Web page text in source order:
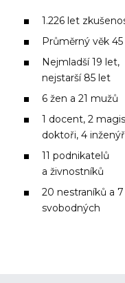
1.226 let
Průměrný věk
Nejmladší 19 let,
nejstarší 85 let
6 žen a 21 mužů
1 docent, 2
doktoři, 4
11 podnikatelů
a živnostníků
20 nestraníků a 7
svobodných